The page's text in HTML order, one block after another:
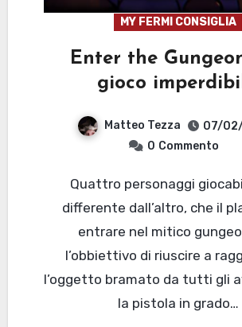
MY FERMI CONSIGLIA
Enter the
gioco
Matteo Tezza
07/
0 Commento
Quattro personaggi giocabili, l’uno
differente dall’altro, che il
entrare nel mitico
l’obbiettivo di riuscire a
l’oggetto bramato da tutti gli
la pistola in grado…